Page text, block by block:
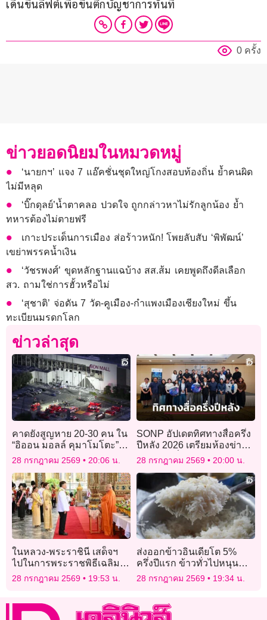
เดินขึ้นลิฟต์เพื่อขึ้นตึกบัญชาการทันที
0 ครั้ง
ข่าวยอดนิยมในหมวดหมู่
‘นายกฯ’ แจง 7 แอ๊คชั่นชุดใหญ่โกงสอบท้องถิ่น ย้ำคนผิด
ไม่มีหลุด
‘บิ๊กดุลย์’น้ำตาคลอ ปวดใจ ถูกกล่าวหาไม่รักลูกน้อง ย้ำ
ทหารต้องไม่ตายฟรี
เกาะประเด็นการเมือง ส่อร้าวหนัก! โพยลับสับ ‘พิพัฒน์’
เขย่าพรรคน้ำเงิน
‘วัชรพงศ์’ ขุดหลักฐานแฉบ้าง สส.ส้ม เคยพูดถึงดีลเลือก
สว. ถามใช่การฮั้วหรือไม่
‘สุชาติ’ จ่อดัน 7 วัด-คูเมือง-กำแพงเมืองเชียงใหม่ ขึ้น
ทะเบียนมรดกโลก
ข่าวล่าสุด
คาดยังสูญหาย 20-30 คน ใน
“อิออน มอลล์ คุมาโมโตะ”
หลังแผ่นดินไหวรุนแรง
28 กรกฎาคม 2569 20:06 น.
SONP อัปเดตทิศทางสื่อครึ่ง
ปีหลัง 2026 เตรียมห้องข่าว
รับการเปลี่ยนแปลงยุค AI
28 กรกฎาคม 2569 20:00 น.
ในหลวง-พระราชินี เสด็จฯ
ไปในการพระราชพิธีเฉลิม
พระชนมพรรษา 28
กรกฎาคม 2569
28 กรกฎาคม 2569 19:53 น.
ส่งออกข้าวอินเดียโต 5%
ครึ่งปีแรก ข้าวทั่วไปหนุน
ชดเชย “บาสมาติ” หด
28 กรกฎาคม 2569 19:34 น.